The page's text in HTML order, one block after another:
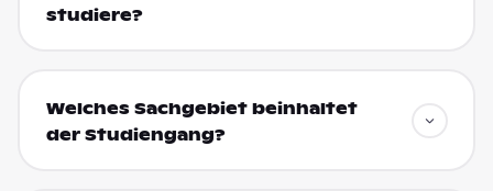
studiere?
Welches Sachgebiet beinhaltet
der Studiengang?